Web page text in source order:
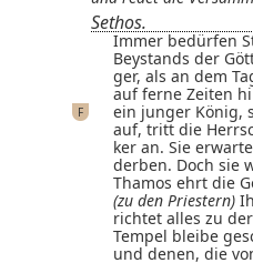
Sethos.
Immer bedürfen
Beystands der
ger, als an dem
auf ferne Zeiten
F
ein junger König,
auf, tritt die
ker an. Sie
derben. Doch sie
Thamos ehrt die
(zu den Priestern)
richtet alles zu
Tempel bleibe
und denen, die